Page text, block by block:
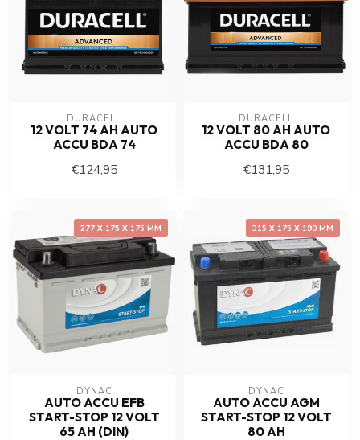
DURACELL
12 VOLT 74 AH AUTO
ACCU BDA 74
€124,95
DURACELL
12 VOLT 80 AH AUTO
ACCU BDA 80
€131,95
277 X 175 X 175 MM
DYNAC
AUTO ACCU EFB
START-STOP 12 VOLT
65 AH (DIN)
315 X 175 X 190 MM
DYNAC
AUTO ACCU AGM
START-STOP 12 VOLT
80 AH